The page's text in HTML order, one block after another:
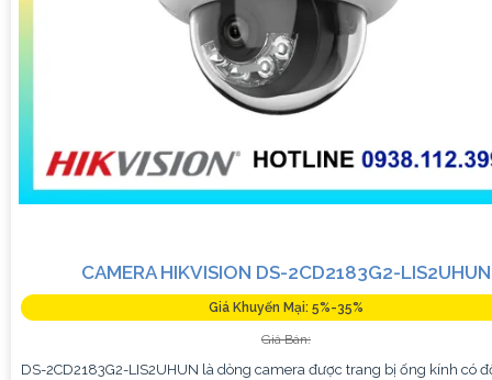
CAMERA HIKVISION DS-2CD2183G2-LIS2UHUN
Giá Khuyến Mại: 5%-35%
Giá Bán:
DS-2CD2183G2-LIS2UHUN là dòng camera được trang bị ống kính có